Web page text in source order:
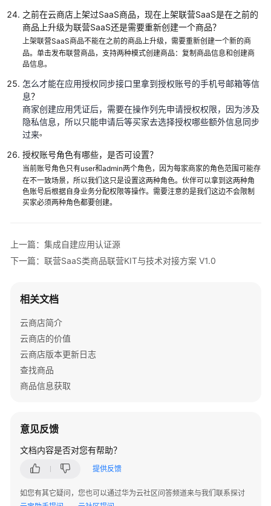
口
SaaS
类
品
产
管
与
安
全
测
试
营
账
入
例
V2.0
之前在云商店上架过SaaS商品，现在上架联营SaaS是在之前的
商品上升级为联营SaaS还是需要重新创建一个商品？
上架联营SaaS商品不能在之前的商品上升级，需要重新创建一个新的商
品。单击发布联营商品，支持两种模式创建商品：复制商品信息和创建商
品信息。
怎么才能在应用授权同步接口里拿到授权账号的手机号邮箱等信
息？
商家创建应用凭证后，需要在操作列先申请授权权限，因为涉及
隐私信息，所以只能申请后等买家去选择授权哪些额外信息同步
过来。
授权账号角色有哪些，是否可设置？
当前账号角色只有user和admin两个角色，因为每家商家的角色范围可能存
在不一致场景，所以我们这只是设置这两种角色。伙伴可以拿到这两种角
色账号后根据自身业务分配权限等操作。需要注意的是我们这边不会限制
买家必须两种角色都要创建。
上一篇：集成自建应用认证源
下一篇：联营SaaS类商品联营KIT与技术对接方案 V1.0
相关文档
云商店简介
云商店的价值
云商店版本更新日志
查找商品
商品信息获取
意见反馈
文档内容是否对您有帮助？
提供反馈
如您有其它疑问，您也可以通过华为云社区问答频道来与我们联系探讨